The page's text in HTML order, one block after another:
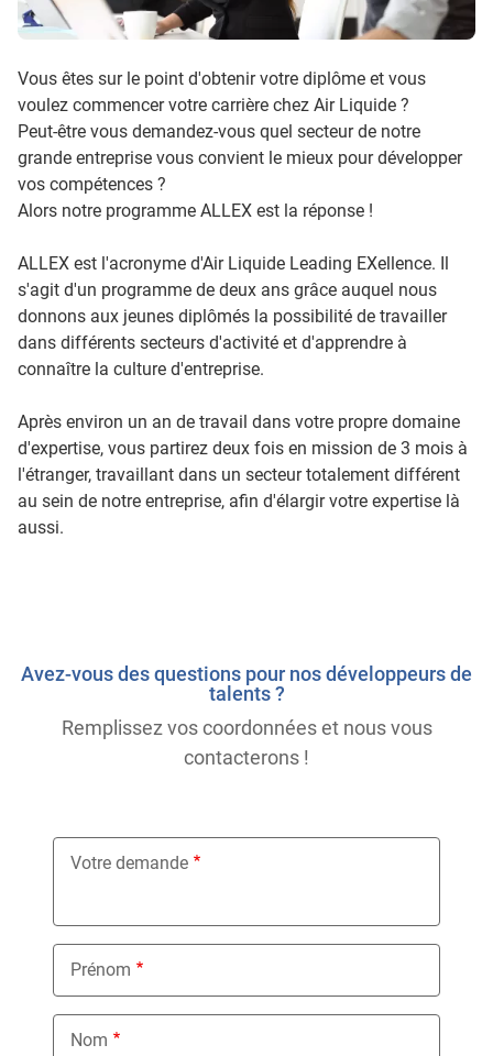
Vous êtes sur le point d'obtenir votre diplôme et vous
voulez commencer votre carrière chez Air Liquide ?
Peut-être vous demandez-vous quel secteur de notre
grande entreprise vous convient le mieux pour développer
vos compétences ?
Alors notre programme ALLEX est la réponse !
ALLEX est l'acronyme d'Air Liquide Leading EXellence. Il
s'agit d'un programme de deux ans grâce auquel nous
donnons aux jeunes diplômés la possibilité de travailler
dans différents secteurs d'activité et d'apprendre à
connaître la culture d'entreprise.
Après environ un an de travail dans votre propre domaine
d'expertise, vous partirez deux fois en mission de 3 mois à
l'étranger, travaillant dans un secteur totalement différent
au sein de notre entreprise, afin d'élargir votre expertise là
aussi.
Avez-vous des questions pour nos développeurs de
talents ?
Remplissez vos coordonnées et nous vous
contacterons !
Votre demande
Prénom
Nom